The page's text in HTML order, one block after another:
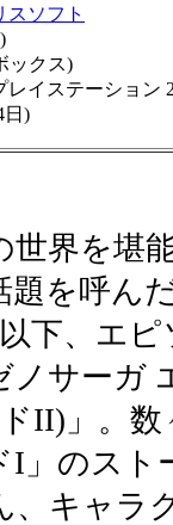
スソフト
ックス)
レイステーション
日)
界を堪
を呼ん
下、エ
ノサーガ
II)」。
I」のスト
、キャラ